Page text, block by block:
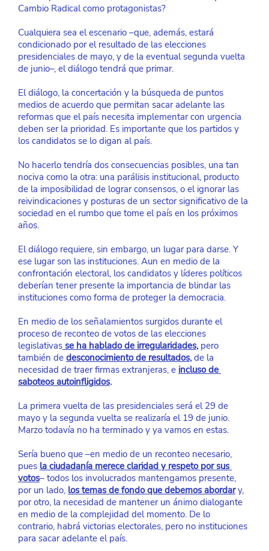
Cambio Radical como protagonistas?
Cualquiera sea el escenario –que, además, estará
condicionado por el resultado de las elecciones
presidenciales de mayo, y de la eventual segunda vuelta
de junio–, el diálogo tendrá que primar.
El diálogo, la concertación y la búsqueda de puntos
medios de acuerdo que permitan sacar adelante las
reformas que el país necesita implementar con urgencia
deben ser la prioridad. Es importante que los partidos y
los candidatos se lo digan al país.
No hacerlo tendría dos consecuencias posibles, una tan
nociva como la otra: una parálisis institucional, producto
de la imposibilidad de lograr consensos, o el ignorar las
reivindicaciones y posturas de un sector significativo de la
sociedad en el rumbo que tome el país en los próximos
años.
El diálogo requiere, sin embargo, un lugar para darse. Y
ese lugar son las instituciones. Aun en medio de la
confrontación electoral, los candidatos y líderes políticos
deberían tener presente la importancia de blindar las
instituciones como forma de proteger la democracia.
En medio de los señalamientos surgidos durante el
proceso de reconteo de votos de las elecciones
legislativas se ha hablado de irregularidades, pero
también de desconocimiento de resultados, de la
necesidad de traer firmas extranjeras, e incluso de
saboteos autoinfligidos.
La primera vuelta de las presidenciales será el 29 de
mayo y la segunda vuelta se realizaría el 19 de junio.
Marzo todavía no ha terminado y ya vamos en estas.
Sería bueno que –en medio de un reconteo necesario,
pues la ciudadanía merece claridad y respeto por sus
votos– todos los involucrados mantengamos presente,
por un lado, los temas de fondo que debemos abordar y,
por otro, la necesidad de mantener un ánimo dialogante
en medio de la complejidad del momento. De lo
contrario, habrá victorias electorales, pero no instituciones
para sacar adelante el país.